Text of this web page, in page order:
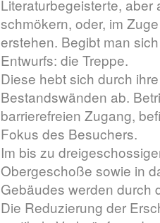
Literaturbegeisterte,
schmökern, oder, im
erstehen. Begibt man
Entwurfs: die Treppe.
Diese hebt sich durch
Bestandswänden ab.
barrierefreien Zugang,
Fokus des Besuchers.
Im bis zu
Obergeschoße sowie in
Gebäudes werden durch
Die Reduzierung der